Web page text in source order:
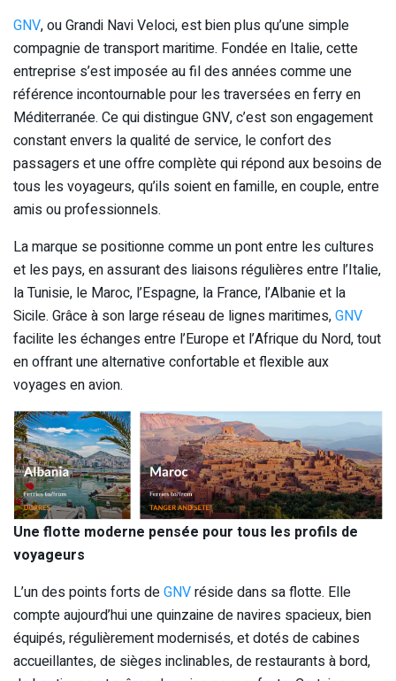
GNV, ou Grandi Navi Veloci, est bien plus qu’une simple
compagnie de transport maritime. Fondée en Italie, cette
entreprise s’est imposée au fil des années comme une
référence incontournable pour les traversées en ferry en
Méditerranée. Ce qui distingue GNV, c’est son engagement
constant envers la qualité de service, le confort des
passagers et une offre complète qui répond aux besoins de
tous les voyageurs, qu’ils soient en famille, en couple, entre
amis ou professionnels.
La marque se positionne comme un pont entre les cultures
et les pays, en assurant des liaisons régulières entre l’Italie,
la Tunisie, le Maroc, l’Espagne, la France, l’Albanie et la
Sicile. Grâce à son large réseau de lignes maritimes,GNV
facilite les échanges entre l’Europe et l’Afrique du Nord, tout
en offrant une alternative confortable et flexible aux
voyages en avion.
Une flotte moderne pensée pour tous les profils de
voyageurs
L’un des points forts deGNVréside dans sa flotte. Elle
compte aujourd’hui une quinzaine de navires spacieux, bien
équipés, régulièrement modernisés, et dotés de cabines
accueillantes, de sièges inclinables, de restaurants à bord,